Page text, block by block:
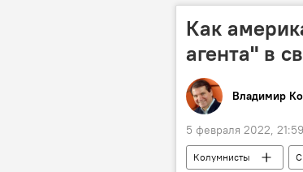
Как
агента" в
Владимир
5 февраля 2022, 21:59
Колумнисты